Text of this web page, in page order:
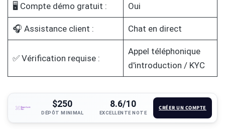
🖥️ Compte démo gratuit : Oui
🎧 Assistance client : Chat en direct
✅ Vérification requise :
Appel téléphonique
d'introduction / KYC
$250
DÉPÔT MINIMAL
8.6/10
EXCELLENTE NOTE
CRÉER UN COMPTE